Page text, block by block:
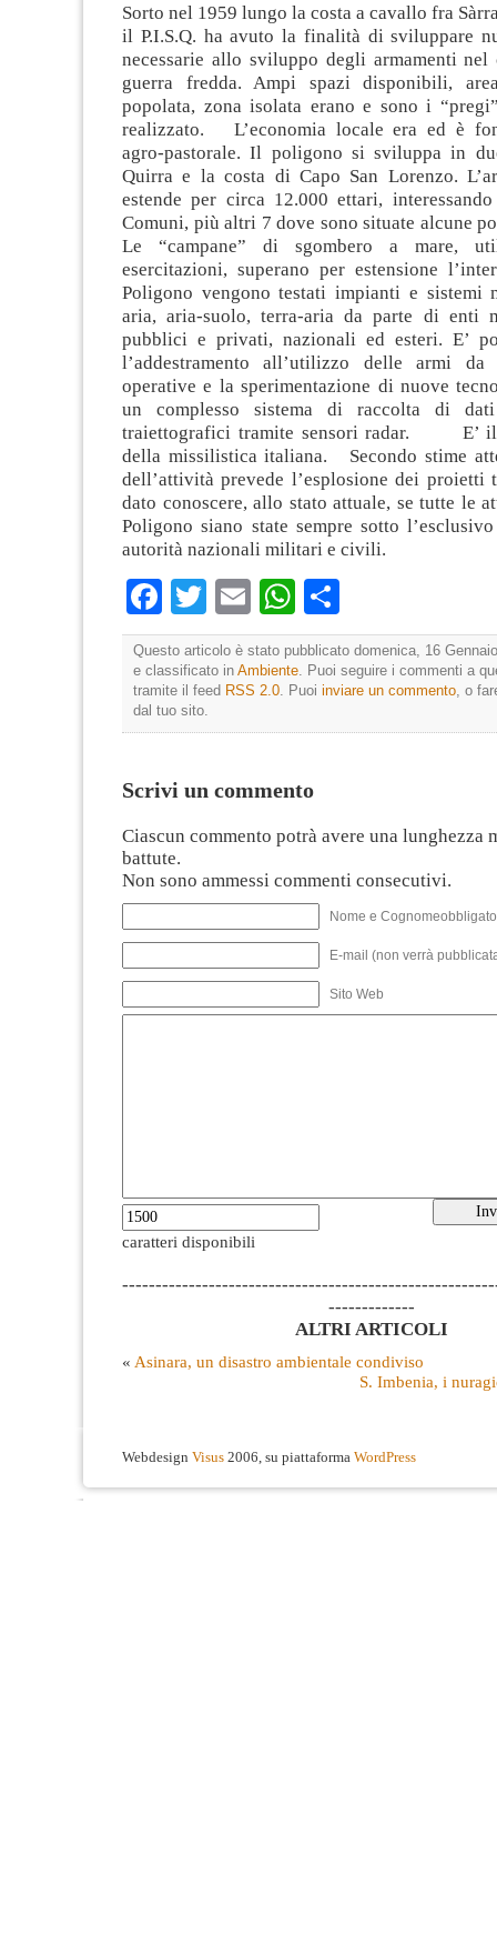
Sorto nel 1959 lungo la costa a cavallo fra
il P.I.S.Q. ha avuto la finalità di sviluppare
necessarie allo sviluppo degli armamenti nel
guerra fredda. Ampi spazi disponibili,
popolata, zona isolata erano e sono i
realizzato. L’economia locale era ed è
agro-pastorale. Il poligono si sviluppa in
Quirra e la costa di Capo San Lorenzo.
estende per circa 12.000 ettari,
Comuni, più altri 7 dove sono situate alcune
Le “campane” di sgombero a mare,
esercitazioni, superano per estensione
Poligono vengono testati impianti e sistemi
aria, aria-suolo, terra-aria da parte di enti
pubblici e privati, nazionali ed esteri. E’
l’addestramento all’utilizzo delle armi
operative e la sperimentazione di nuove
un complesso sistema di raccolta di
traiettografici tramite sensori radar. E’ il
della missilistica italiana. Secondo stime
dell’attività prevede l’esplosione dei
dato conoscere, allo stato attuale, se tutte le
Poligono siano state sempre sotto
autorità nazionali militari e civili.
Facebook
TwitterEmailWhatsApp
Questo articolo è stato pubblicato domenica, 16
e classificato in Ambiente . Puoi seguire i commenti a
tramite il feed RSS 2.0 . Puoi inviare un commento , o
dal tuo sito.
Scrivi un commento
Ciascun commento potrà avere una lunghezza
battute.
Non sono ammessi commenti consecutivi.
Nome e
E-mail (non verrà
Sito Web
caratteri disponibili
-------------
ALTRI ARTICOLI
« Asinara, un disastro ambientale condiviso
S. Imbenia, i
Webdesign Visus 2006, su piattaforma WordPress